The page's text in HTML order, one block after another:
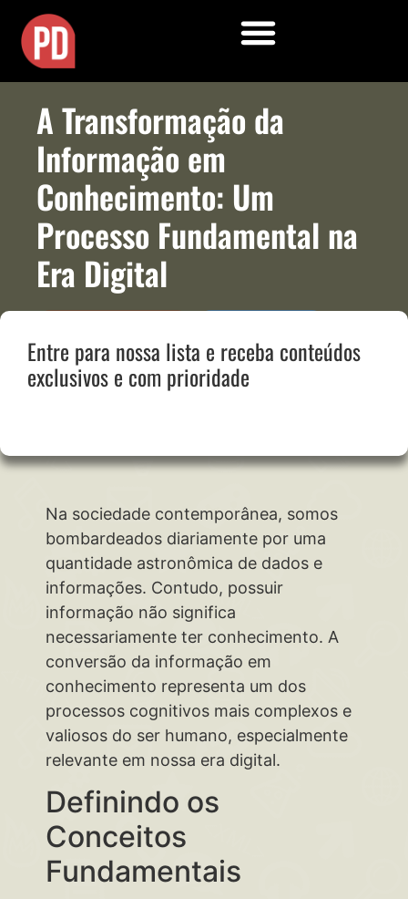
A Transformação da
Informação em
Conhecimento: Um
Processo Fundamental na
Era Digital
Entre para nossa lista e receba conteúdos
exclusivos e com prioridade
Na sociedade contemporânea, somos
bombardeados diariamente por uma
quantidade astronômica de dados e
informações. Contudo, possuir
informação não significa
necessariamente ter conhecimento. A
conversão da informação em
conhecimento representa um dos
processos cognitivos mais complexos e
valiosos do ser humano, especialmente
relevante em nossa era digital.
Definindo os
Conceitos
Fundamentais